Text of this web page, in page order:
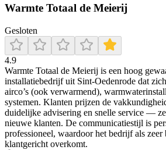
Warmte Totaal de Meierij
Gesloten
4.9
Warmte Totaal de Meierij is een hoog
installatiebedrijf uit Sint‑Oedenrode dat
airco’s (ook verwarmend),
systemen. Klanten prijzen de
duidelijke advisering en snelle service —
nieuwe klanten. De communicatiestijl is
professioneel, waardoor het bedrijf als zeer
klantgericht overkomt.